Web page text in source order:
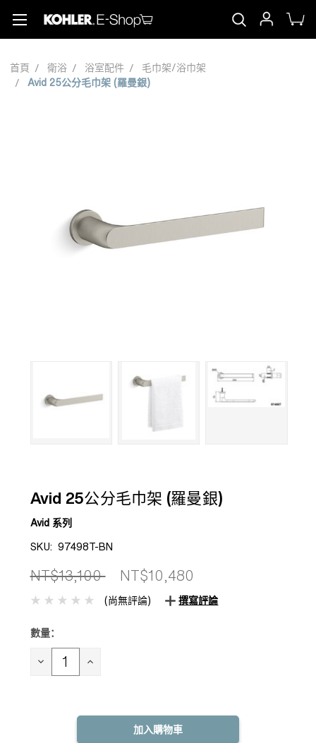
首頁 衛浴 浴室配件
毛巾架/浴巾架
Avid 25公分毛巾架 (羅曼銀)
Avid 25公分毛巾架 (羅曼銀)
Avid 系列
SKU: 97498T-BN
NT$13,100 NT$10,480
(尚無評論) 撰寫評論
目前
存：
數量：
減 增